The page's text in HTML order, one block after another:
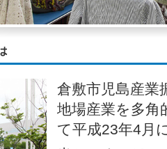
倉敷市児島産業
地場産業を多角
て平成23年4月